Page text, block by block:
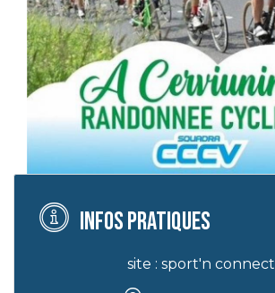
Infos pratiques
site : sport'n connect